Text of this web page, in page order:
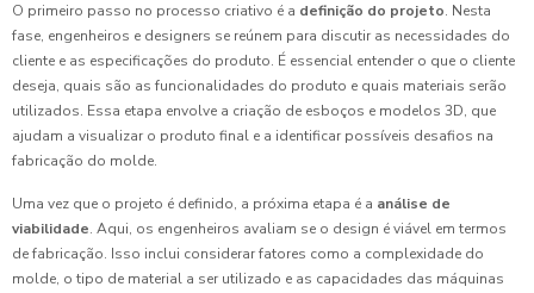
O primeiro passo no processo criativo é a definição do projeto. Nesta
fase, engenheiros e designers se reúnem para discutir as necessidades do
cliente e as especificações do produto. É essencial entender o que o cliente
deseja, quais são as funcionalidades do produto e quais materiais serão
utilizados. Essa etapa envolve a criação de esboços e modelos 3D, que
ajudam a visualizar o produto final e a identificar possíveis desafios na
fabricação do molde.
Uma vez que o projeto é definido, a próxima etapa é a análise de
viabilidade. Aqui, os engenheiros avaliam se o design é viável em termos
de fabricação. Isso inclui considerar fatores como a complexidade do
molde, o tipo de material a ser utilizado e as capacidades das máquinas